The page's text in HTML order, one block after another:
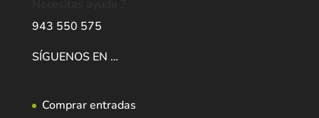
943 550 575
SÍGUENOS EN …
Comprar entradas